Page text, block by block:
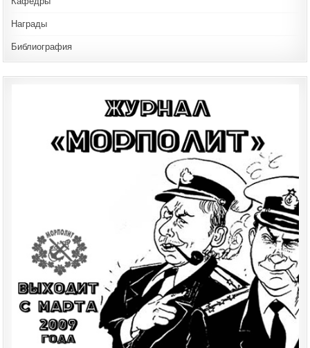
Награды
Библиография